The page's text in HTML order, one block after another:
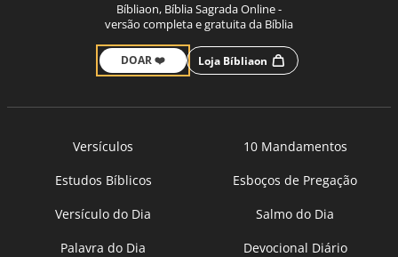
Bíbliaon, Bíblia Sagrada Online -
versão completa e gratuita da Bíblia
DOAR ❤️ Loja Bíbliaon
Versículos
10 Mandamentos
Estudos Bíblicos
Esboços de Pregação
Versículo do Dia
Salmo do Dia
Palavra do Dia
Devocional Diário